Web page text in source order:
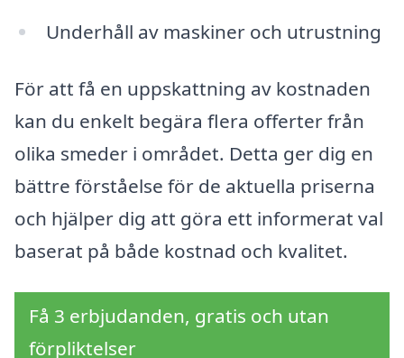
Underhåll av maskiner och utrustning
För att få en uppskattning av kostnaden
kan du enkelt begära flera offerter från
olika smeder i området. Detta ger dig en
bättre förståelse för de aktuella priserna
och hjälper dig att göra ett informerat val
baserat på både kostnad och kvalitet.
Få 3 erbjudanden, gratis och utan
förpliktelser